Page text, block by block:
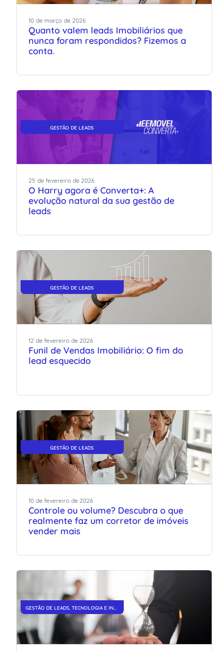
10 de março de 2026
Quanto valem leads Imobiliários que
nunca foram respondidos? Fizemos a
conta.
GESTÃO DE LEADS
25 de fevereiro de 2026
O Harry agora é Converta+: A
evolução natural da sua gestão de
leads
GESTÃO DE LEADS
12 de fevereiro de 2026
Funil de Vendas Imobiliário: O fim do
lead esquecido
GESTÃO DE LEADS
10 de fevereiro de 2026
Controle ou volume? Descubra o que
realmente faz um corretor de imóveis
vender mais
GESTÃO DE LEADS, TECNOLOGIA E INOVAÇÃO